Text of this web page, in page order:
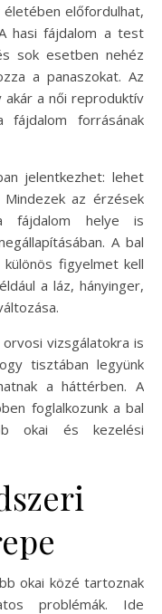
hasi fájdalom a test
sok esetben nehéz
a panaszokat. Az
a női reproduktív
forrásának
jelentkezhet: lehet
az érzések
fájdalom helye is
A bal
figyelmet kell
a láz, hányinger,
vizsgálatokra is
tisztában legyünk
a háttérben. A
foglalkozunk a bal
okai és kezelési
okai közé tartoznak
problémák. Ide